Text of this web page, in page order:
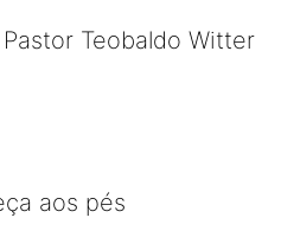
Teobaldo Witter
aos pés